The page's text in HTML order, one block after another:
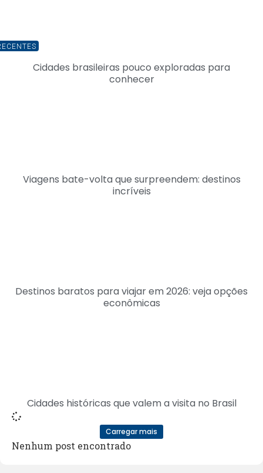
Cidades brasileiras pouco exploradas para
conhecer
Viagens bate-volta que surpreendem: destinos
incríveis
Destinos baratos para viajar em 2026: veja opções
econômicas
Cidades históricas que valem a visita no Brasil
Carregar mais
Nenhum post encontrado